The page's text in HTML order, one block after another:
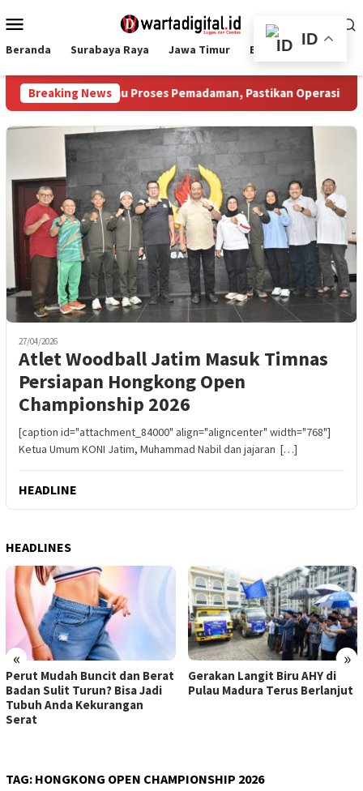
ke
Mobile
Beranda Surabaya Raya Jawa Timur Ekbis Nasional
Breaking News
Tinjau Proses Pemadaman, Pastikan Operasi Darat dan
27/04/2026
Atlet Woodball Jatim Masuk Timnas
Persiapan Hongkong Open
Championship 2026
[caption id="attachment_84000" align="aligncenter" width="768"]
Ketua Umum KONI Jatim, Muhammad Nabil dan jajaran […]
HEADLINE
HEADLINES
« »
Perut Mudah Buncit dan Berat
Badan Sulit Turun? Bisa Jadi
Tubuh Anda Kekurangan
Serat
Gerakan Langit Biru AHY di
Pulau Madura Terus Berlanjut
TAG: HONGKONG OPEN CHAMPIONSHIP 2026
ID